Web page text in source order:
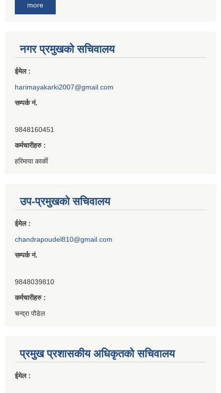
more
नगर प्रमुखको सचिवालय
ईमेल :
harimayakarki2007@gmail.com
सम्पर्क नं.
9848160451
कर्मचारीहरु :
हरिमाया कार्की
उप-प्रमुखको सचिवालय
ईमेल :
chandrapoudel810@gmail.com
सम्पर्क नं.
9848039810
कर्मचारीहरु :
चन्द्रा पौडेल
प्रमुख प्रशासकीय अधिकृतको सचिवालय
ईमेल :